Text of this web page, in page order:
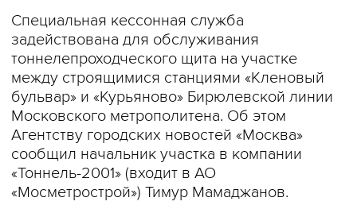
Специальная кессонная служба
задействована для обслуживания
тоннелепроходческого щита на участке
между строящимися станциями «Кленовый
бульвар» и «Курьяново» Бирюлевской линии
Московского метрополитена. Об этом
Агентству городских новостей «Москва»
сообщил начальник участка в компании
«Тоннель-2001» (входит в АО
«Мосметрострой») Тимур Мамаджанов.